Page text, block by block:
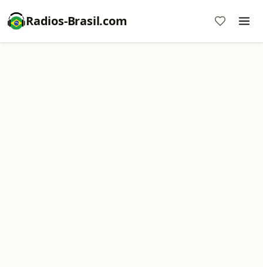
Radios-Brasil.com